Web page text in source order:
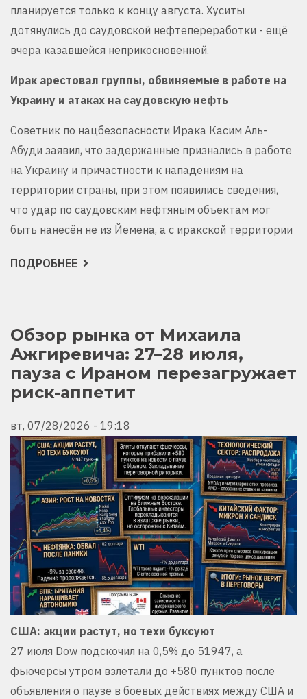
планируется только к концу августа. Хуситы
дотянулись до саудовской нефтепереработки - ещё
вчера казавшейся неприкосновенной.
Ирак арестовал группы, обвиняемые в работе на
Украину и атаках на саудовскую нефть
Советник по нацбезопасности Ирака Касим Аль-
Абуди заявил, что задержанные признались в работе
на Украину и причастности к нападениям на
территории страны, при этом появились сведения,
что удар по саудовским нефтяным объектам мог
быть нанесён не из Йемена, а с иракской территории
ПОДРОБНЕЕ О
ЗА
28
ИЮЛЯ
2026!
Обзор рынка от Михаила
Ажгиревича: 27–28 июля,
пауза с Ираном перезагружает
риск-аппетит
вт, 07/28/2026 - 19:18
США: акции растут, но техи буксуют
27 июля Dow подскочил на 0,5% до 51947, а
фьючерсы утром взлетали до +580 пунктов после
объявления о паузе в боевых действиях между США и